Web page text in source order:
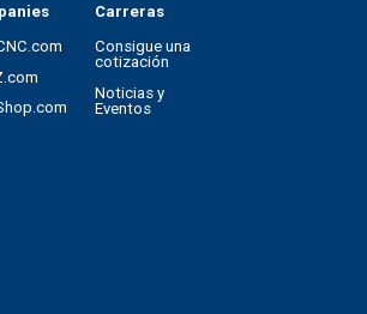
Carreras
Consigue una
cotización
Noticias y
Eventos